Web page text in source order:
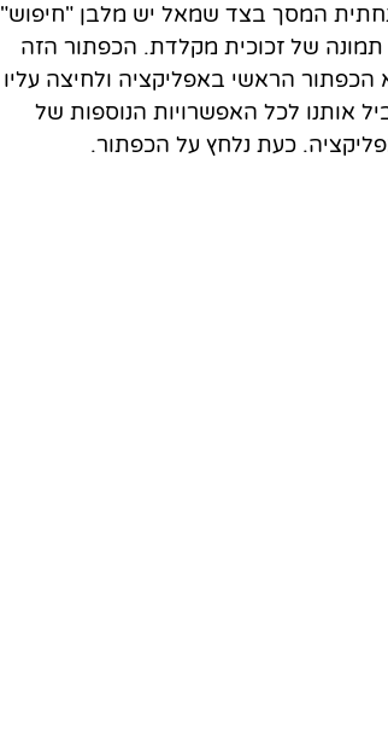
המסך בצד שמאל יש מלבן "חיפוש"
של זכוכית מקלדת. הכפתור הזה
הכפתור הראשי באפליקציה ולחיצה עליו
אותנו לכל האפשרויות הנוספות של
כעת נלחץ על הכפתור.